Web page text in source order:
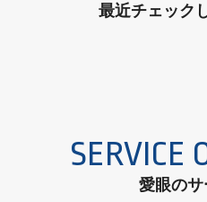
最近チェック
SERVICE
愛眼のサ